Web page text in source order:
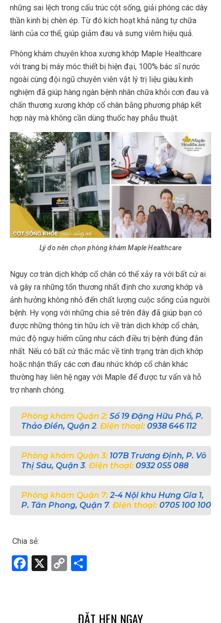
những sai lệch trong cấu trúc cột sống, giải phóng các dây
thần kinh bị chèn ép. Từ đó kích hoạt khả năng tự chữa
lành của cơ thể, giúp giảm đau và sưng viêm hiệu quả.
Phòng khám chuyên khoa xương khớp Maple Healthcare
với trang bị máy móc thiết bị hiện đại, 100% bác sĩ nước
ngoài cùng đội ngũ chuyên viên vật lý trị liệu giàu kinh
nghiệm đã giúp hàng ngàn bệnh nhân chữa khỏi cơn đau và
chấn thương xương khớp cổ chân bằng phương pháp kết
hợp này mà không cần dùng thuốc hay phẫu thuật.
Lý do nên chọn phòng khám Maple Healthcare
Nguy cơ tràn dịch khớp cổ chân có thể xảy ra với bất cứ ai
và gây ra những tổn thương nhất định cho xương khớp và
ảnh hưởng không nhỏ đến chất lượng cuộc sống của người
bệnh. Hy vọng với những chia sẻ trên đây đã giúp bạn có
được những thông tin hữu ích về tràn dịch khớp cổ chân,
mức độ nguy hiểm cũng như cách điều trị bệnh đúng đắn
nhất. Nếu có bất cứ thắc mắc về tình trạng tràn dịch khớp
hoặc nhận thấy các cơn đau nhức khớp cổ chân khác
thường hay liên hệ ngay với Maple để được tư vấn và hỗ
trợ nhanh chóng.
Phòng khám Quận 2: Số 19 Đặng Hữu Phổ, P.
Thảo Điền, Quận 2. Điện thoại: 0938 646 112
Phòng khám Quận 3: 107B Trương Định, P. Võ
Thị Sáu, Quận 3. Điện thoại: 0932 055 088
Phòng khám Quận 7:2-4 Nội khu Hưng Gia 1,
P. Tân Phong, Quận 7. Điện thoại: 0705 100 100
Chia sẻ:
F
X
C
Li e
ĐẶT HẸN NGAY